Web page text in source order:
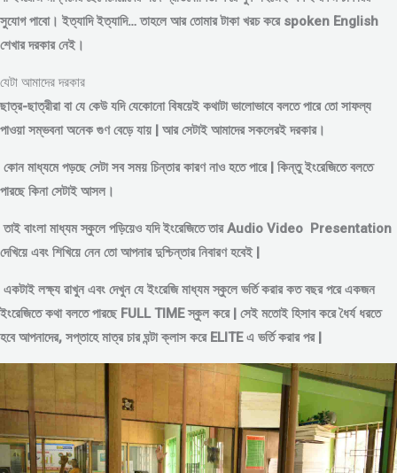
সুযোগ পাবো। ইত্যাদি ইত্যাদি… তাহলে আর তোমার টাকা খরচ করে spoken English
শেখার দরকার নেই।
যেটা আমাদের দরকার
ছাত্র-ছাত্রীরা বা যে কেউ যদি যেকোনো বিষয়েই কথাটা ভালোভাবে বলতে পারে তো সাফল্য
পাওয়া সম্ভবনা অনেক গুণ বেড়ে যায় | আর সেটাই আমাদের সকলেরই দরকার।
কোন মাধ্যমে পড়ছে সেটা সব সময় চিন্তার কারণ নাও হতে পারে | কিন্তু ইংরেজিতে বলতে
পারছে কিনা সেটাই আসল।
তাই বাংলা মাধ্যম স্কুলে পড়িয়েও যদি ইংরেজিতে তার Audio Video Presentation
দেখিয়ে এবং শিখিয়ে নেন তো আপনার দুশ্চিন্তার নিবারণ হবেই |
একটাই লক্ষ্য রাখুন এবং দেখুন যে ইংরেজি মাধ্যম স্কুলে ভর্তি করার কত বছর পরে একজন
ইংরেজিতে কথা বলতে পারছে FULL TIME স্কুল করে | সেই মতোই হিসাব করে ধৈর্য ধরতে
হবে আপনাদের, সপ্তাহে মাত্র চার ঘন্টা ক্লাস করে ELITE এ ভর্তি করার পর |